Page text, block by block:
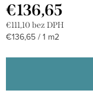
€136,65
€111,10 bez DPH
Jednotková
€136,65 / 1 m2